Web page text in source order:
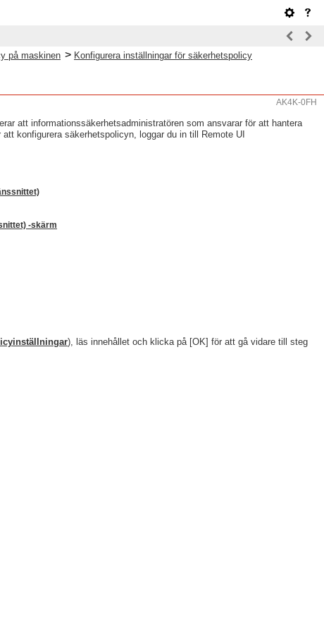
på maskinen > Konfigurera inställningar för säkerhetspolicy
AK4K-0FH
att informationssäkerhetsadministratören som ansvarar för att hantera
konfigurera säkerhetspolicyn, loggar du in till Remote UI
-skärm
), läs innehållet och klicka på [OK] för att gå vidare till steg